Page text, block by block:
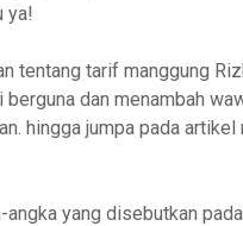
ya!
tentang tarif manggung
dan menambah
hingga jumpa pada artikel
angka yang disebutkan